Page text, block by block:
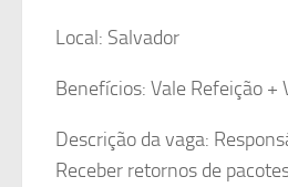
Local: Salvador
Benefícios: Vale Refeição +
Descrição da vaga:
Receber retornos de